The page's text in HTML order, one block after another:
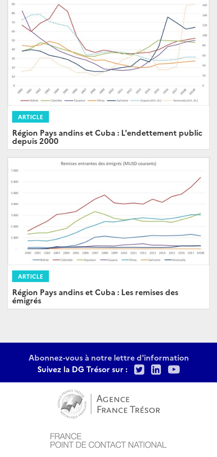
ARTICLE
Région Pays andins et Cuba : L'endettement public
depuis 2000
ARTICLE
Région Pays andins et Cuba : Les remises des
émigrés
Abonnez-vous à notre lettre d'information
Suivez la DG Trésor sur :
TwitterLinkedIn